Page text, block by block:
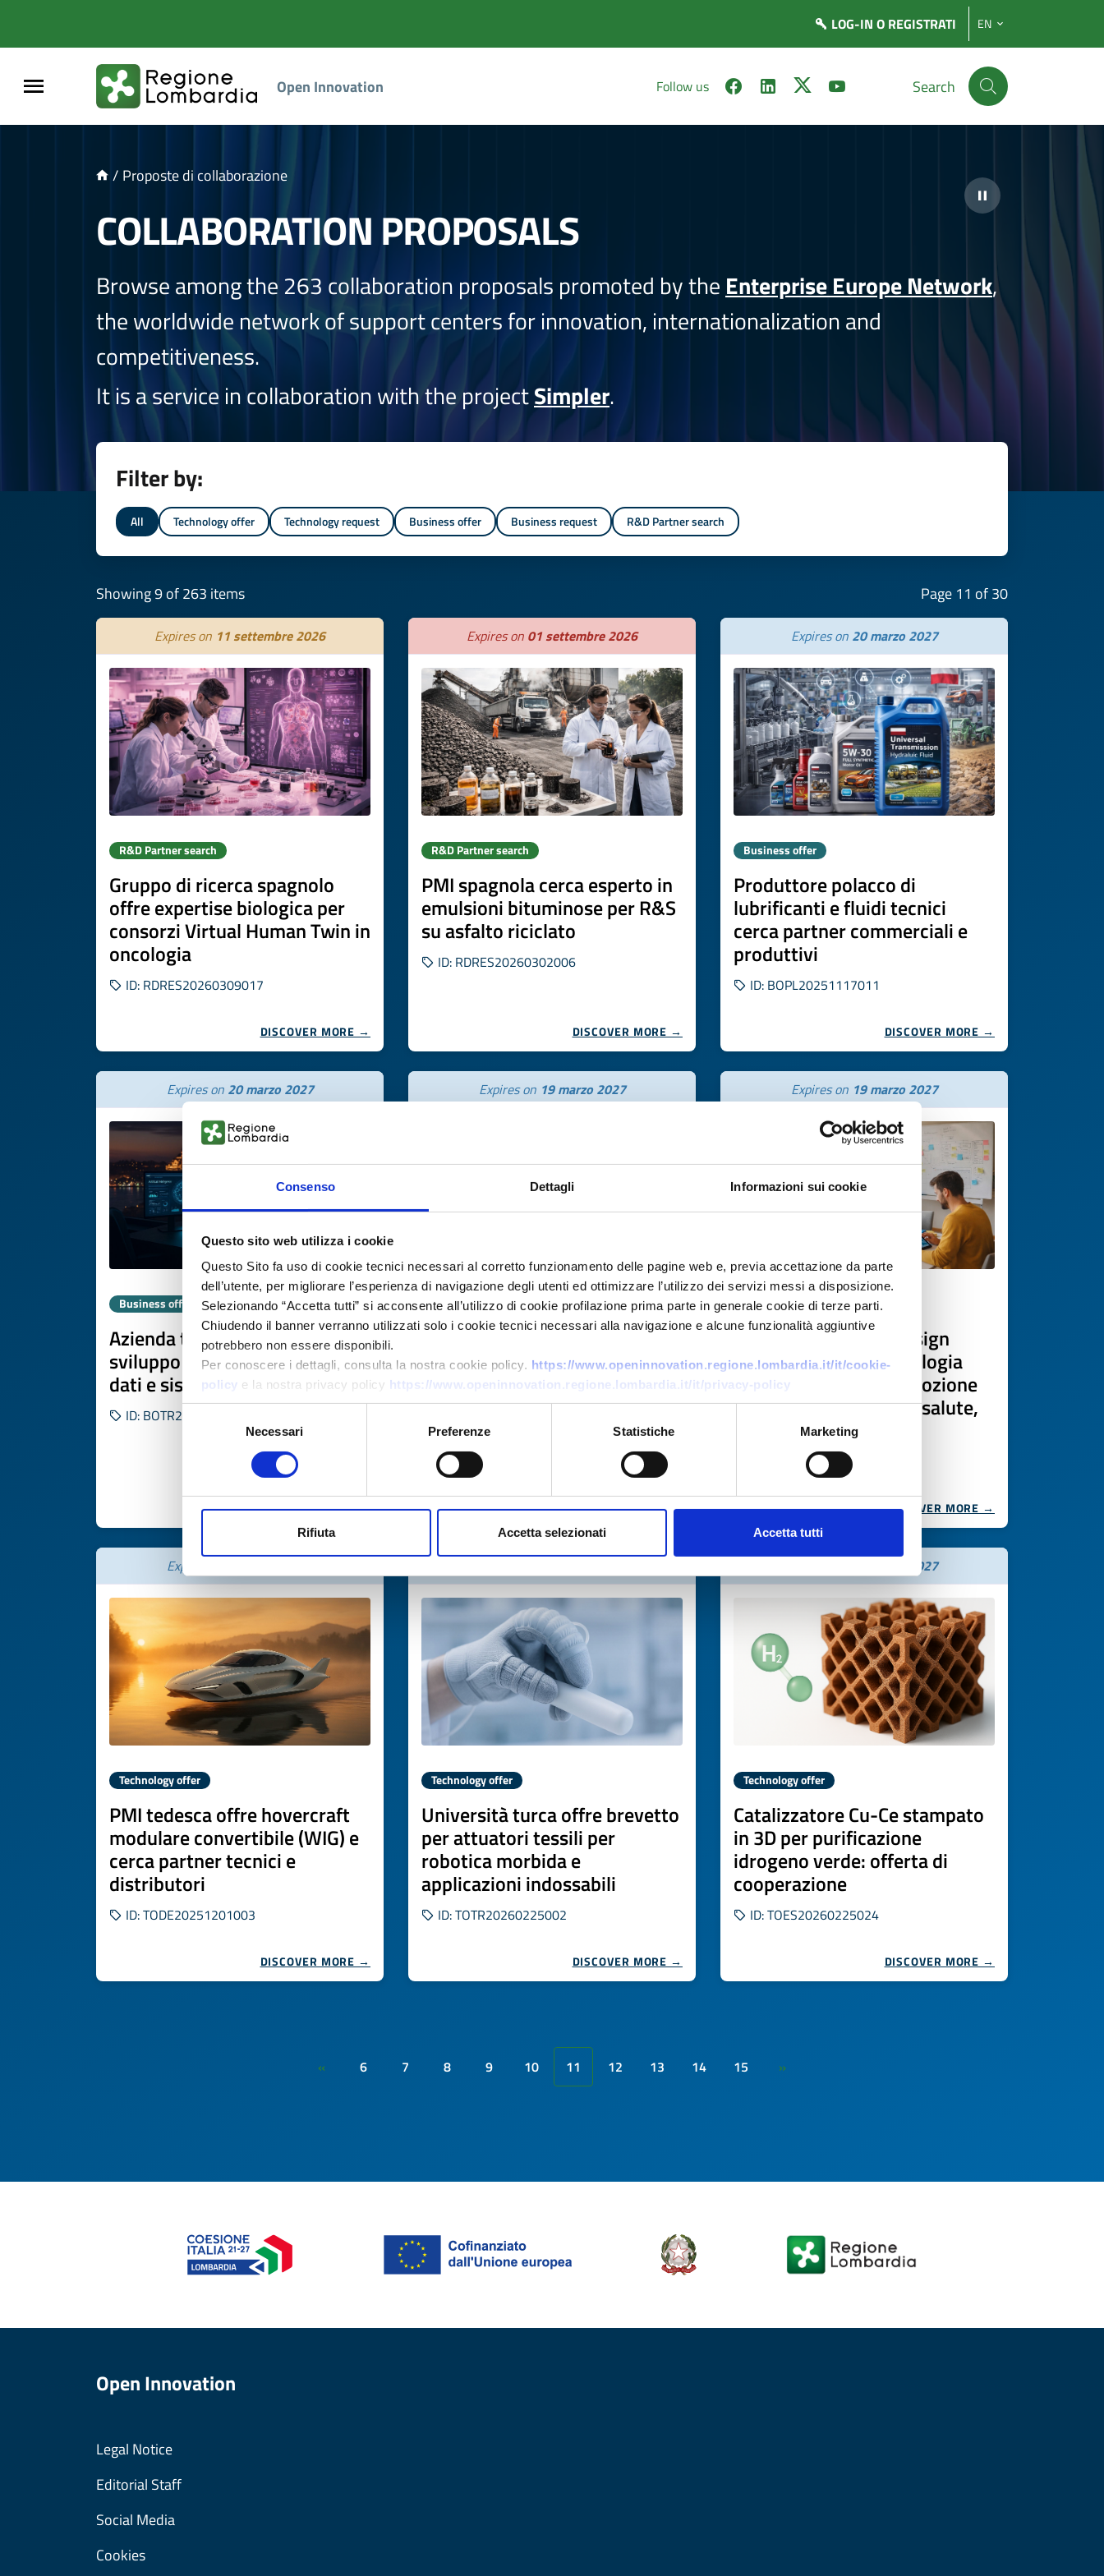
Consenso Dettagli Informazioni sui cookie
Questo sito web utilizza i cookie
Questo Sito fa uso di cookie tecnici necessari al corretto funzionamento delle pagine web e, previa accettazione da parte
dell’utente, per migliorare l’esperienza di navigazione degli utenti ed ottimizzare l’utilizzo dei servizi messi a disposizione.
Selezionando “Accetta tutti” si acconsente all’utilizzo di cookie profilazione prima parte in generale cookie di terze parti.
Chiudendo il banner verranno utilizzati solo i cookie tecnici necessari alla navigazione e alcune funzionalità aggiuntive
potrebbero non essere disponibili.
Per conoscere i dettagli, consulta la nostra cookie policy. https://www.openinnovation.regione.lombardia.it/it/cookie-
policy e la nostra privacy policy https://www.openinnovation.regione.lombardia.it/it/privacy-policy
Necessari Preferenze Statistiche Marketing
Rifiuta Accetta selezionati Accetta tutti
LOG-IN O REGISTRATI EN
Open Innovation Follow us Search
/ Proposte di collaborazione
COLLABORATION PROPOSALS
Browse among the 263 collaboration proposals promoted by the Enterprise Europe Network,
the worldwide network of support centers for innovation, internationalization and
competitiveness.
It is a service in collaboration with the projectSimpler.
Filter by:
All Technology offer Technology request Business offer Business request R&D Partner search
Showing 9 of 263 items Page 11 of 30
Expires on 11 settembre 2026
R&D Partner search
Gruppo di ricerca spagnolo
offre expertise biologica per
consorzi Virtual Human Twin in
oncologia
ID: RDRES20260309017
DISCOVER MORE →
Expires on 01 settembre 2026
R&D Partner search
PMI spagnola cerca esperto in
emulsioni bituminose per R&S
su asfalto riciclato
ID: RDRES20260302006
DISCOVER MORE →
Expires on 20 marzo 2027
Business offer
Produttore polacco di
lubrificanti e fluidi tecnici
cerca partner commerciali e
produttivi
ID: BOPL20251117011
DISCOVER MORE →
Expires on 20 marzo 2027
Business offer
Azienda turca R&D offre
sviluppo software AI, analisi
dati e sistemi autonomi
ID: BOTR20260225001
DISCOVER MORE →
Expires on 19 marzo 2027
Technology offer
Laboratorio 5G austriaco offre
accesso per sviluppo e
validazione di applicazioni 5G
DISCOVER MORE →
Expires on 19 marzo 2027
Technology offer
Gruppo svizzero di design
research offre metodologia
human-centred per adozione
di nuove tecnologie in salute,
benessere e ambiente
ID: TOCH20260226017
DISCOVER MORE →
Expires on
Technology offer
PMI tedesca offre hovercraft
modulare convertibile (WIG) e
cerca partner tecnici e
distributori
ID: TODE20251201003
DISCOVER MORE →
Technology offer
Università turca offre brevetto
per attuatori tessili per
robotica morbida e
applicazioni indossabili
ID: TOTR20260225002
DISCOVER MORE →
18 marzo 2027
Technology offer
Catalizzatore Cu-Ce stampato
in 3D per purificazione
idrogeno verde: offerta di
cooperazione
ID: TOES20260225024
DISCOVER MORE →
« 6 7 8 9 10 11 12 13 14 15 »
Open Innovation
Legal Notice
Editorial Staff
Social Media
Cookies